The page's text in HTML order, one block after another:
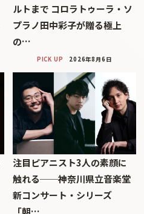
ルトまで コロラトゥーラ・ソ
プラノ田中彩子が贈る極上
の…
PICK UP 2026年8月6日
注目ピアニスト3人の素顔に
触れる──神奈川県立音楽堂
新コンサート・シリーズ
「朝…